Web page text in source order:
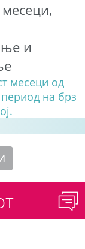
и
месеци од
на брз